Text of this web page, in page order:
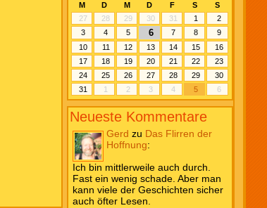
M
D M D F S
S
27
28 29 30 31 1
2
3
4 5 6 7 8
9
10
11 12 13 14 15
16
17
18 19 20 21 22
23
24
25 26 27 28 29
30
31
1 2 3 4 5 6
Neueste Kommentare
Gerd zu Das Flirren der
Hoffnung:
Ich bin mittlerweile auch durch.
Fast ein wenig schade. Aber man
kann viele der Geschichten sicher
auch öfter Lesen.